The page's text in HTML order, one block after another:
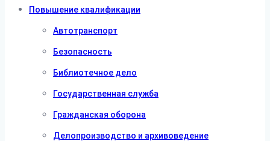
Повышение квалификации
Автотранспорт
Безопасность
Библиотечное дело
Государственная служба
Гражданская оборона
Делопроизводство и архивоведение